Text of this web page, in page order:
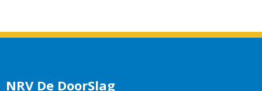
NRV De DoorSlag